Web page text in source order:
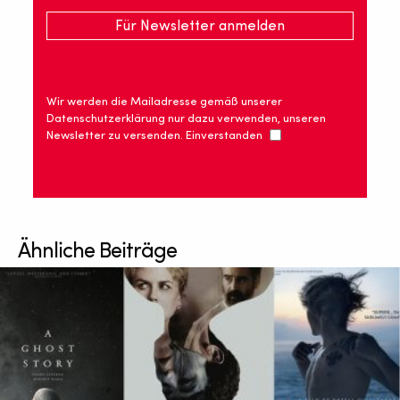
Wir werden die Mailadresse gemäß unserer
Datenschutzerklärung nur dazu verwenden, unseren
Newsletter zu versenden. Einverstanden
Ähnliche Beiträge